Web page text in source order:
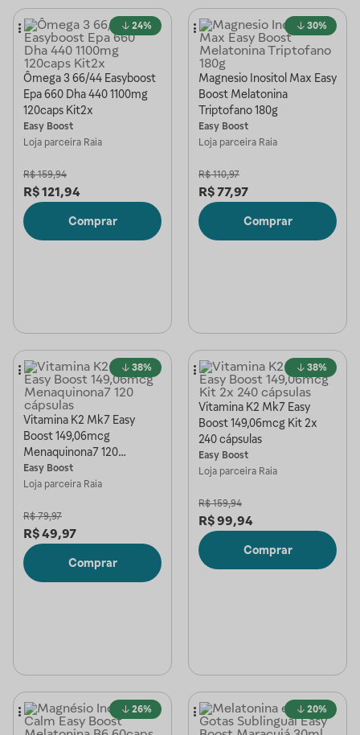
24%
Ômega 3 66/44 Easyboost
Epa 660 Dha 440 1100mg
120caps Kit2x
Easy Boost
Loja parceira Raia
R$ 159,94
R$121,94
Comprar
30%
Magnesio Inositol Max Easy
Boost Melatonina
Triptofano 180g
Easy Boost
Loja parceira Raia
R$ 110,97
R$77,97
Comprar
38%
Vitamina K2 Mk7 Easy
Boost 149,06mcg
Menaquinona7 120
cápsulas
Easy Boost
Loja parceira Raia
R$ 79,97
R$49,97
Comprar
38%
Vitamina K2 Mk7 Easy
Boost 149,06mcg Kit 2x
240 cápsulas
Easy Boost
Loja parceira Raia
R$ 159,94
R$99,94
Comprar
26% 20%